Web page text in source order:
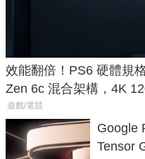
效能翻倍！PS6 硬體規
Zen 6c 混合架構，4K
遊戲/電競
Google
Tensor